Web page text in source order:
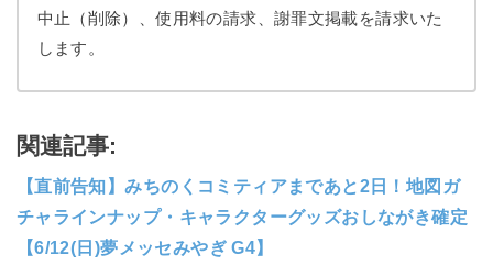
中止（削除）、使用料の請求、謝罪文掲載を請求いた
します。
関連記事:
【直前告知】みちのくコミティアまであと2日！地図ガ
チャラインナップ・キャラクターグッズおしながき確定
【6/12(日)夢メッセみやぎ G4】